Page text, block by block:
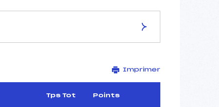
LA CACHETTE
2160
Imprimer
Tps Tot Points